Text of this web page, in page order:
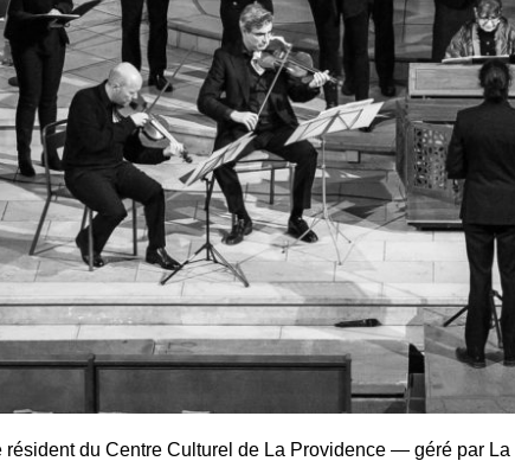
résident du Centre Culturel de La Providence — géré par